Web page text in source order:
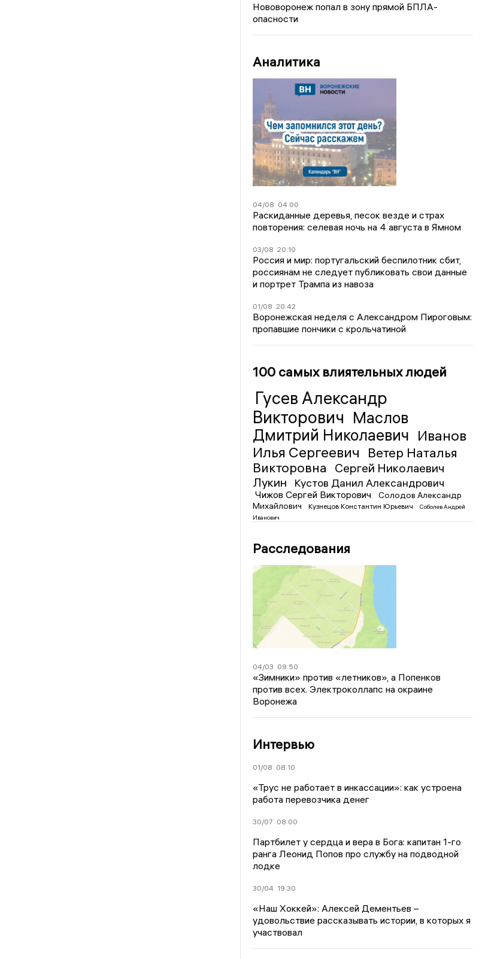
Нововоронеж попал в зону прямой БПЛА-
опасности
Аналитика
04/08 04:00
Раскиданные деревья, песок везде и страх
повторения: селевая ночь на 4 августа в Ямном
03/08 20:10
Россия и мир: португальский беспилотник сбит,
россиянам не следует публиковать свои данные
и портрет Трампа из навоза
01/08 20:42
Воронежская неделя с Александром Пироговым:
пропавшие пончики с крольчатиной
100 самых влиятельных людей
Гусев Александр
Викторович Маслов
Дмитрий Николаевич Иванов
Илья Сергеевич
Ветер Наталья
Викторовна
Сергей Николаевич
Лукин
Кустов Данил Александрович
Чижов Сергей Викторович
Солодов Александр
Михайлович
Кузнецов Константин Юрьевич
Соболев Андрей
Иванович
Расследования
04/03 09:50
«Зимники» против «летников», а Попенков
против всех. Электроколлапс на окраине
Воронежа
Интервью
01/08 08:10
«Трус не работает в инкассации»: как устроена
работа перевозчика денег
30/07 08:00
Партбилет у сердца и вера в Бога: капитан 1-го
ранга Леонид Попов про службу на подводной
лодке
30/04 19:30
«Наш Хоккей»: Алексей Дементьев –
удовольствие рассказывать истории, в которых я
участвовал